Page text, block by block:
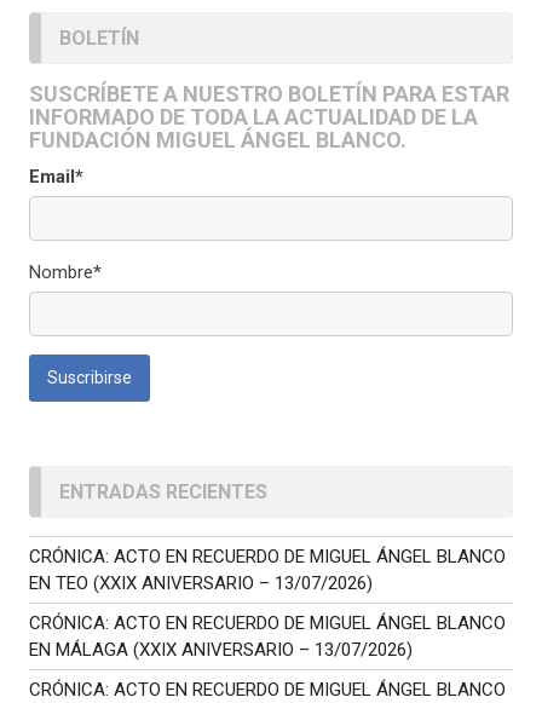
BOLETÍN
SUSCRÍBETE A NUESTRO BOLETÍN PARA ESTAR
INFORMADO DE TODA LA ACTUALIDAD DE LA
FUNDACIÓN MIGUEL ÁNGEL BLANCO.
Email*
Nombre*
ENTRADAS RECIENTES
CRÓNICA: ACTO EN RECUERDO DE MIGUEL ÁNGEL BLANCO
EN TEO (XXIX ANIVERSARIO – 13/07/2026)
CRÓNICA: ACTO EN RECUERDO DE MIGUEL ÁNGEL BLANCO
EN MÁLAGA (XXIX ANIVERSARIO – 13/07/2026)
CRÓNICA: ACTO EN RECUERDO DE MIGUEL ÁNGEL BLANCO